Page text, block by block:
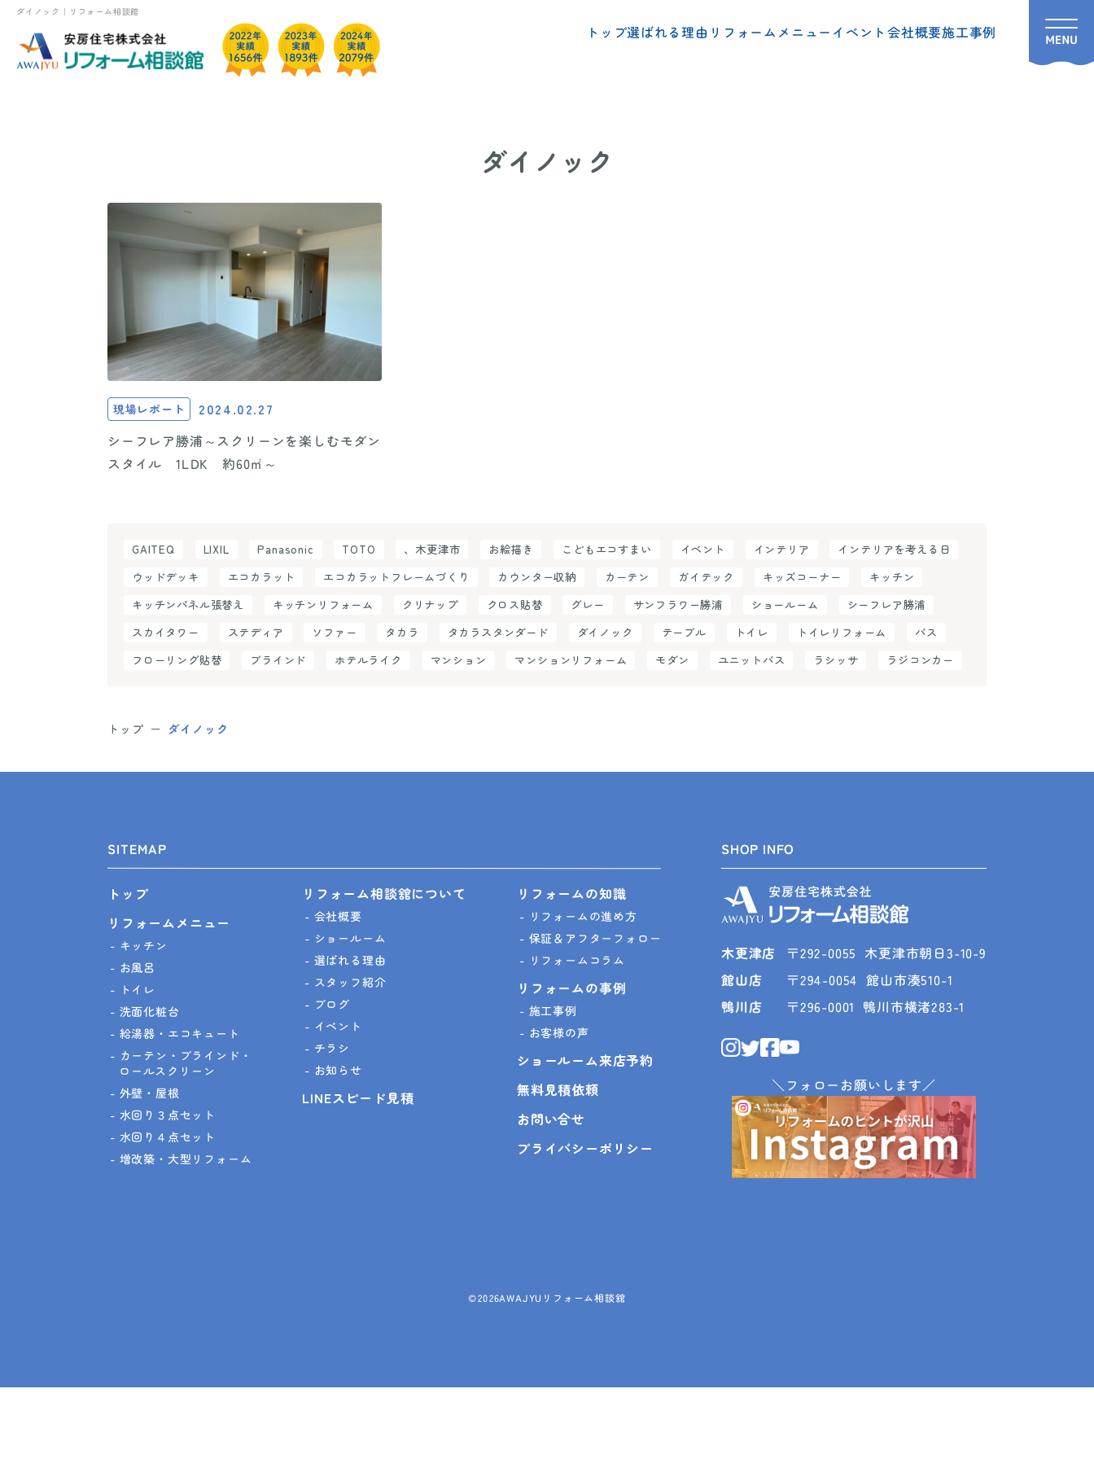
ダイノック｜リフォーム相談館
トップ選ばれる理由 リフォームメニュー イベント 会社概要施工事例
ダイノック
現場レポート 2024.02.27
シーフレア勝浦～スクリーンを楽しむモダン
スタイル 1LDK 約60㎡～
GAITEQ LIXIL Panasonic TOTO 、木更津市 お絵描き こどもエコすまい イベント インテリア
インテリアを考える日
ウッドデッキ
エコカラット エコカラットフレームづくり カウンター収納 カーテン ガイテック キッズコーナー
キッチン
キッチンパネル張替え
キッチンリフォーム クリナップ クロス貼替 グレー サンフラワー勝浦 ショールーム
シーフレア勝浦
スカイタワー
ステディア ソファー タカラ タカラスタンダード ダイノック テーブル トイレ トイレリフォーム
バス
フローリング貼替
ブラインド ホテルライク マンション マンションリフォーム モダン ユニットバス ラシッサ ラジコンカー
トップ ダイノック
SITEMAP
トップ
リフォームメニュー
キッチン
お風呂
トイレ
洗面化粧台
給湯器・エコキュート
カーテン・ブラインド・
ロールスクリーン
外壁・屋根
水回り３点セット
水回り４点セット
増改築・大型リフォーム
リフォーム相談舘について
会社概要
ショールーム
選ばれる理由
スタッフ紹介
ブログ
イベント
チラシ
お知らせ
LINEスピード見積
リフォームの知識
リフォームの進め方
保証＆アフターフォロー
リフォームコラム
リフォームの事例
施工事例
お客様の声
ショールーム来店予約
無料見積依頼
お問い合せ
プライバシーポリシー
SHOP INFO
木更津店 〒292-0055 木更津市朝日3-10-9
館山店 〒294-0054 館山市湊510-1
鴨川店 〒296-0001 鴨川市横渚283-1
＼フォローお願いします／
©2026AWAJYUリフォーム相談舘